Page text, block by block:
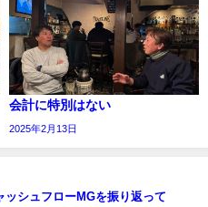
会計に特別はない
2025年2月13日
ッシュフローMGを振り返って